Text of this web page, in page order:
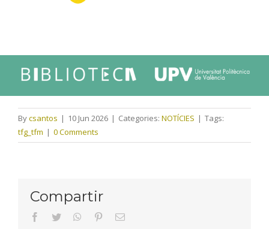
Bycsantos | 10 Jun 2026 | Categories: NOTÍCIES | Tags:
tfg_tfm | 0 Comments
Compartir
facebooktwitter whatsapppinterestEmail